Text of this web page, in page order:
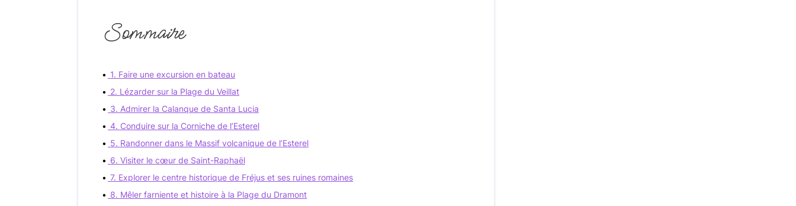
Sommaire
1. Faire une excursion en bateau
2. Lézarder sur la Plage du Veillat
3. Admirer la Calanque de Santa Lucia
4. Conduire sur la Corniche de l’Esterel
5. Randonner dans le Massif volcanique de l’Esterel
6. Visiter le cœur de Saint-Raphaël
7. Explorer le centre historique de Fréjus et ses ruines romaines
8. Mêler farniente et histoire à la Plage du Dramont